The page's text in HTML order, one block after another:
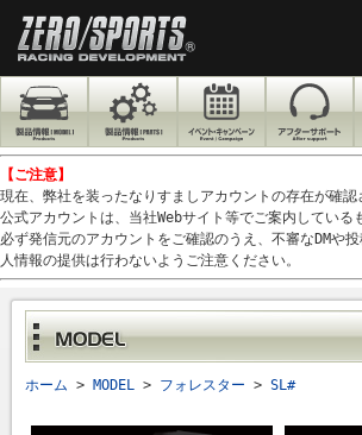
【ご注意】
現在、弊社を装ったなりすましアカウントの存在が確認
公式アカウントは、当社Webサイト等でご案内している
必ず発信元のアカウントをご確認のうえ、不審なDMや
人情報の提供は行わないようご注意ください。
ホーム > MODEL> フォレスター > SL#